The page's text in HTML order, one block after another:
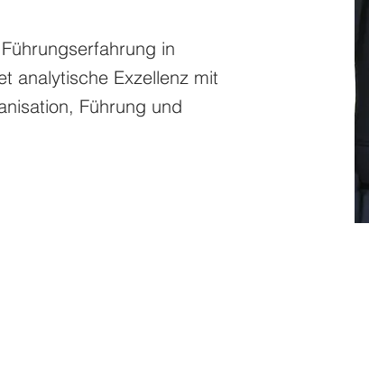
in
analytische Exzellenz mit
Führung und